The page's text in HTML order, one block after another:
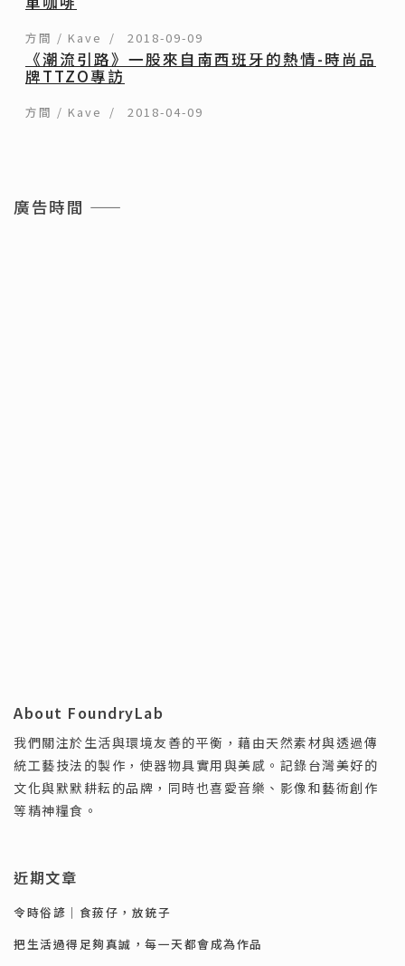
方間 / Kave 2018-09-09
《潮流引路》一股來自南西班牙的熱情-時尚品
牌TTZO專訪
方間 / Kave 2018-04-09
廣告時間 ——
About FoundryLab
我們關注於生活與環境友善的平衡，藉由天然素材與透過傳
統工藝技法的製作，使器物具實用與美感。記錄台灣美好的
文化與默默耕耘的品牌，同時也喜愛音樂、影像和藝術創作
等精神糧食。
近期文章
令時俗諺｜食菝仔，放銃子
把生活過得足夠真誠，每一天都會成為作品